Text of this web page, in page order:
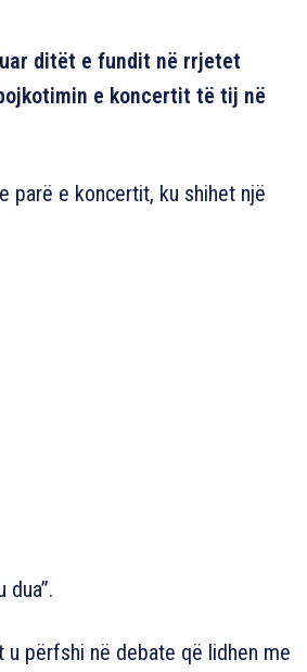
ditët e fundit në rrjetet
e koncertit të tij në
parë e koncertit, ku shihet një
dua”.
përfshi në debate që lidhen me